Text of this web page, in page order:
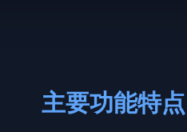
主要功能特点